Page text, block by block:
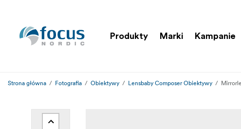
Produkty Marki Kampanie
Strona główna Fotografia Obiektywy Lensbaby Composer Obiektywy